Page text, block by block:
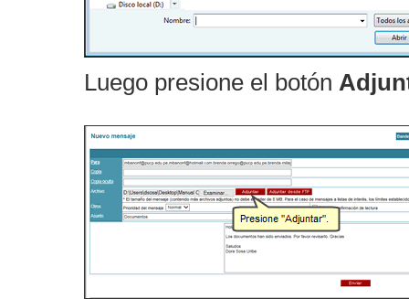
Luego presione el botón